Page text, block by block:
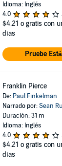
Idioma: Inglés
4.0
$4.21 o gratis con
días
Pruebe
Franklin Pierce
De: Paul Finkelman
Narrado por:Sean
Duración: 31 m
Idioma: Inglés
4.0
$4.21 o gratis con
días